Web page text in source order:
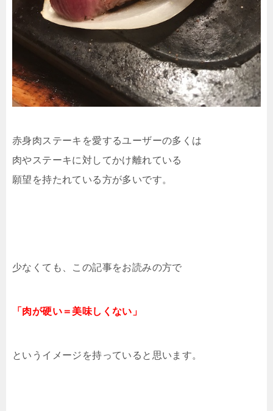
赤身肉ステーキを愛するユーザーの多くは
肉やステーキに対してかけ離れている
願望を持たれている方が多いです。
少なくても、この記事をお読みの方で
「肉が硬い＝美味しくない」
というイメージを持っていると思います。